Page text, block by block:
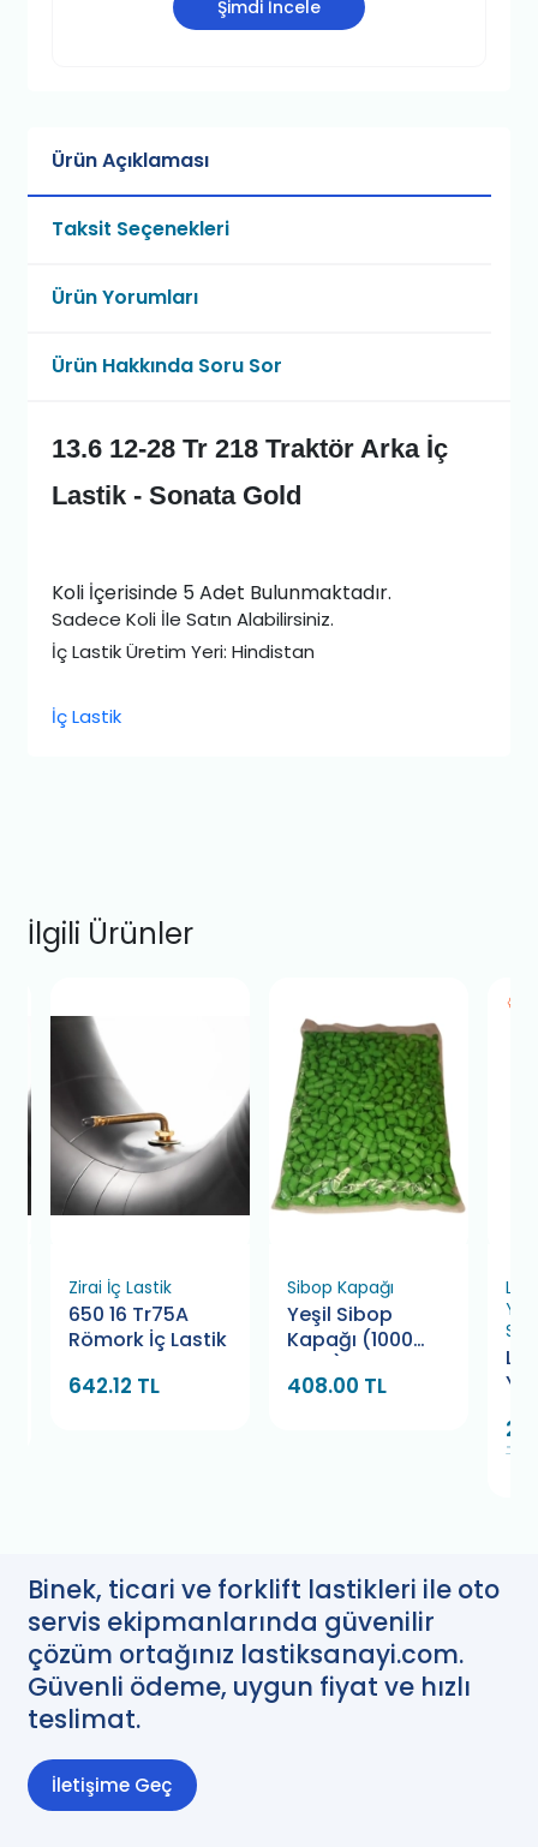
Şimdi İncele
Ürün Açıklaması
Taksit Seçenekleri
Ürün Yorumları
Ürün Hakkında Soru Sor
13.6 12-28 Tr 218 Traktör Arka İç
Lastik - Sonata Gold
Koli İçerisinde 5 Adet Bulunmaktadır.
Sadece Koli İle Satın Alabilirsiniz.
İç Lastik Üretim Yeri: Hindistan
İç Lastik
İlgili Ürünler
Zirai İç Lastik
650 16 Tr75A
Römork İç Lastik
642.12 TL
Sibop Kapağı
Yeşil Sibop
Kapağı (1000
Adet)
408.00 TL
TL
Binek, ticari ve forklift lastikleri ile oto
servis ekipmanlarında güvenilir
çözüm ortağınız lastiksanayi.com.
Güvenli ödeme, uygun fiyat ve hızlı
teslimat.
İletişime Geç